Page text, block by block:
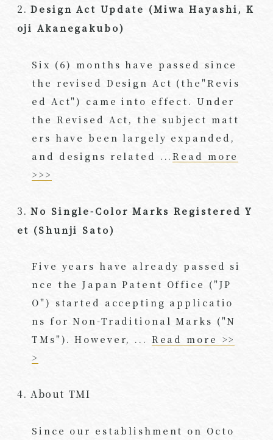
2.Design Act Update (Miwa Hayashi, K
oji Akanegakubo)
Six (6) months have passed since
the revised Design Act (the"Revis
ed Act") came into effect. Under
the Revised Act, the subject matt
ers have been largely expanded,
and designs related ...Read more
>>>
3.No Single-Color Marks Registered Y
et (Shunji Sato)
Five years have already passed si
nce the Japan Patent Office ("JP
O") started accepting applicatio
ns for Non-Traditional Marks ("N
TMs"). However, ... Read more >>
>
4. About TMI
Since our establishment on Octo